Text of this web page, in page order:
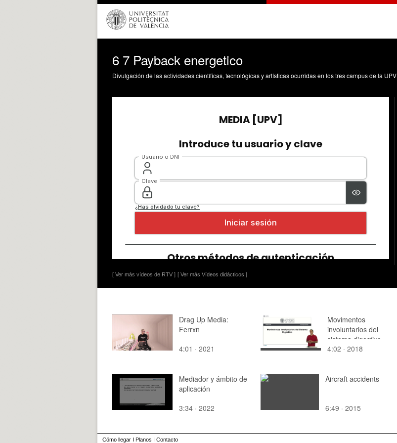
6 7 Payback energetico
Divulgación de las actividades científicas, tecnológicas y artísticas ocurridas en los tres campus de la UPV
[ Ver más vídeos de RTV ] [ Ver más Vídeos didácticos ]
Drag Up Media:
Ferrxn
4:01 · 2021
Movimentos
involuntarios del
sistema digestivo
4:02 · 2018
Mediador y ámbito de
aplicación
3:34 · 2022
Aircraft accidents
6:49 · 2015
Cómo llegar I Planos I Contacto